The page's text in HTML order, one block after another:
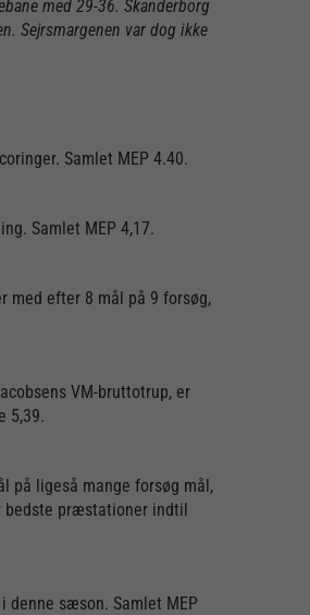
med 29-36. Skanderborg
Sejrsmargenen var dog ikke
Samlet MEP 4.40.
Samlet MEP 4,17.
med efter 8 mål på 9 forsøg,
VM-bruttotrup, er
5,39.
på ligeså mange forsøg mål,
bedste præstationer indtil
denne sæson. Samlet MEP